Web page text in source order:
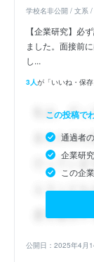
学校名非公開 / 文系
【企業研究】必
ました。面接前
し...
3人が「いいね・保
この投稿で
通過者
企業研
この企
公開日：2025年4月